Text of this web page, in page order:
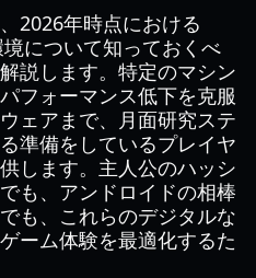
2026年時点における
境について知っておくべ
説します。特定のマシン
フォーマンス低下を克服
ェアまで、月面研究ステ
準備をしているプレイヤ
します。主人公のハッシ
も、アンドロイドの相棒
も、これらのデジタルな
ーム体験を最適化するた